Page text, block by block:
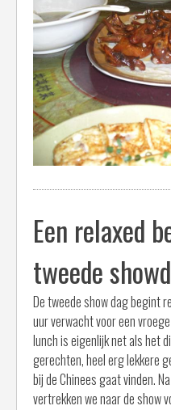
Een relaxed
tweede
De tweede show dag begint
uur verwacht voor een
lunch is eigenlijk net als het
gerechten, heel erg lekkere
bij de Chinees gaat vinden.
vertrekken we naar de show